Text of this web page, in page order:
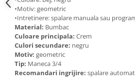
•Motiv: geometric
•Intretinere: spalare manuala sau
Material: Bumbac
Culoare principala: Crem
Culori secundare: negru
Motiv: geometric
Tip: Maneca 3/4
Recomandari ingrijire: spalare